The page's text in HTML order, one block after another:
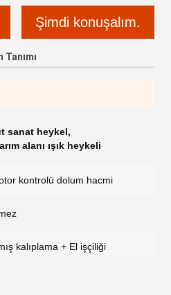
Şimdi konuşalım.
Tanımı
sanat heykel,
alanı ışık heykeli
kontrolü dolum hacmi
kalıplama + El işçiliği